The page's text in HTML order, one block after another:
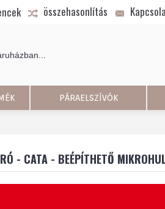
összehasonlítás
PÁRAELSZÍVÓK
- CATA - BEÉPÍTHETŐ